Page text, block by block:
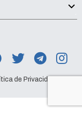
de Privacidad